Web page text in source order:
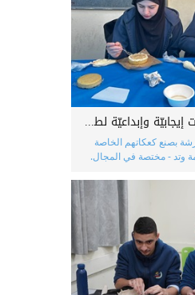
ورشة كلّها طاقات إيجابيّة وإبداعيّة لطلاب صف الحادي عشر ״1״
بصنع كعكاتهم الخاصة
وتد - مختصة في المجال.